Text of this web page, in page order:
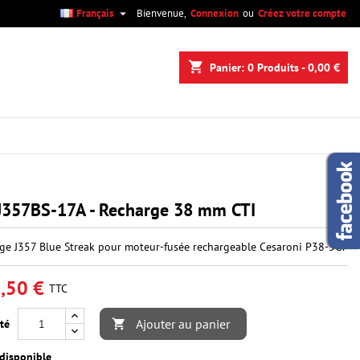
Bienvenue, Connexion ou Créez votre compte
Français 
shopping_cart Panier: 0 Produits - 0,00 €
17A - Recharge 38 mm CTI
J357 Blue Streak pour moteur-fusée rechargeable Cesaroni P38-5G.
€ TTC
 Ajouter au panier